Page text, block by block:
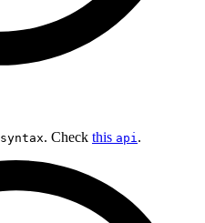
syntax. Check this api.